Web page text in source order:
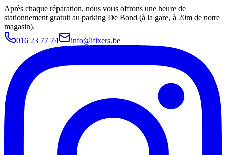
Après chaque réparation, nous vous offrons une heure de
stationnement gratuit au parking De Bond (à la gare, à 20m de notre
magasin).
016 23 77 74
info@ifixers.be